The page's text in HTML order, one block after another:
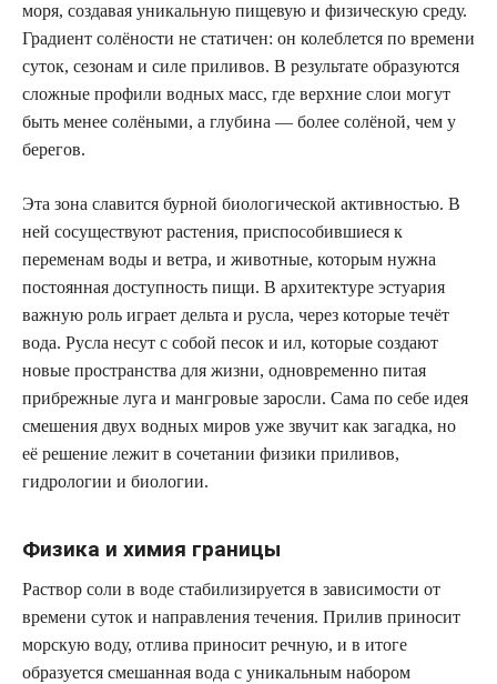
моря, создавая уникальную пищевую и физическую среду.
Градиент солёности не статичен: он колеблется по времени
суток, сезонам и силе приливов. В результате образуются
сложные профили водных масс, где верхние слои могут
быть менее солёными, а глубина — более солёной, чем у
берегов.
Эта зона славится бурной биологической активностью. В
ней сосуществуют растения, приспособившиеся к
переменам воды и ветра, и животные, которым нужна
постоянная доступность пищи. В архитектуре эстуария
важную роль играет дельта и русла, через которые течёт
вода. Русла несут с собой песок и ил, которые создают
новые пространства для жизни, одновременно питая
прибрежные луга и мангровые заросли. Сама по себе идея
смешения двух водных миров уже звучит как загадка, но
её решение лежит в сочетании физики приливов,
гидрологии и биологии.
Физика и химия границы
Раствор соли в воде стабилизируется в зависимости от
времени суток и направления течения. Прилив приносит
морскую воду, отлива приносит речную, и в итоге
образуется смешанная вода с уникальным набором